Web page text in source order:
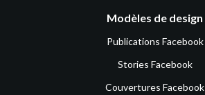
Modèles de design
Publications Facebook
Stories Facebook
Couvertures Facebook